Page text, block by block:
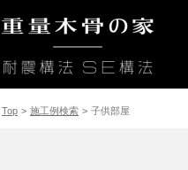
Top > 施工例検索 > 子供部屋